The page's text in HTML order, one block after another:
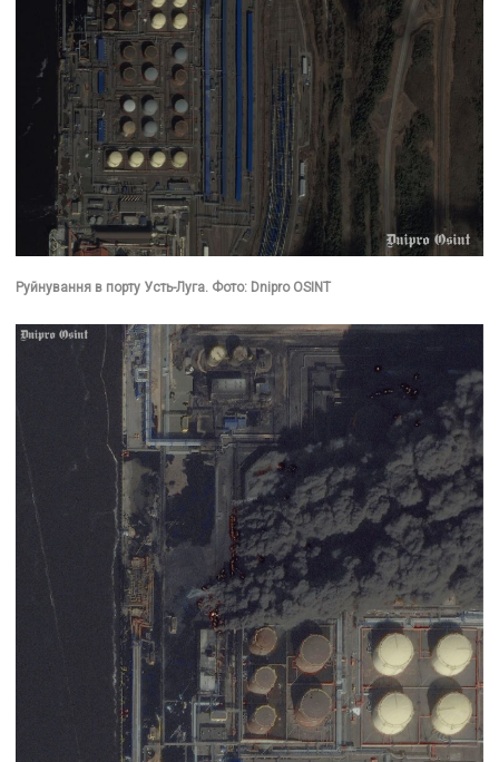
Руйнування в порту Усть-Луга. Фото: Dnipro OSINT